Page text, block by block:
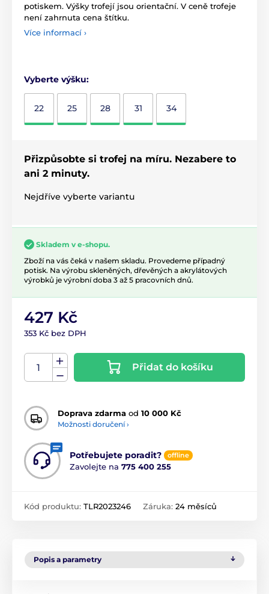
potiskem. Výšky trofejí jsou orientační. V ceně trofeje
není zahrnuta cena štítku.
Více informací ›
Vyberte výšku:
22 25 28 31 34
Přizpůsobte si trofej na míru. Nezabere to
ani 2 minuty.
Nejdříve vyberte variantu
Skladem v e-shopu.
Zboží na vás čeká v našem skladu. Provedeme případný
potisk. Na výrobu skleněných, dřevěných a akrylátových
výrobků je výrobní doba 3 až 5 pracovních dnů.
427 Kč
353 Kč bez DPH
Přidat do košíku
Doprava zdarma od 10 000 Kč
Možnosti doručení ›
Potřebujete poradit? offline
Zavolejte na 775 400 255
Kód produktu: TLR2023246 Záruka: 24 měsíců
Popis a parametry